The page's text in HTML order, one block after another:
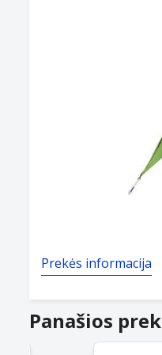
Prekės informacija
Panašios